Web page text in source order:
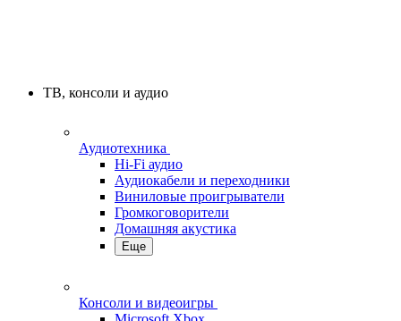
ТВ, консоли и аудио
Аудиотехника
Hi-Fi аудио
Аудиокабели и переходники
Виниловые проигрыватели
Громкоговорители
Домашняя акустика
Еще
Консоли и видеоигры